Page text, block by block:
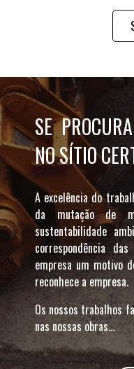
SE
NO SÍTIO
A excelência do
da mutação de
sustentabilidade
correspondência
empresa um motivo
reconhece a empresa.
Os nossos trabalhos
nas nossas obras...